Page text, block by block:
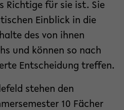
Richtige für sie ist. Sie
Einblick in die
des von ihnen
und können so nach
Entscheidung treffen.
stehen den
10 Fächer